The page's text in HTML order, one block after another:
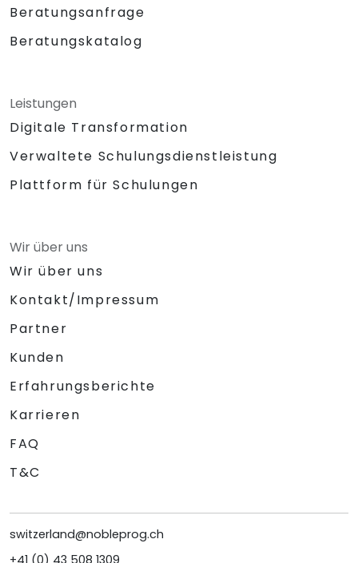
Beratungsanfrage
Beratungskatalog
Leistungen
Digitale Transformation
Verwaltete Schulungsdienstleistung
Plattform für Schulungen
Wir über uns
Wir über uns
Kontakt/Impressum
Partner
Kunden
Erfahrungsberichte
Karrieren
FAQ
T&C
switzerland@nobleprog.ch